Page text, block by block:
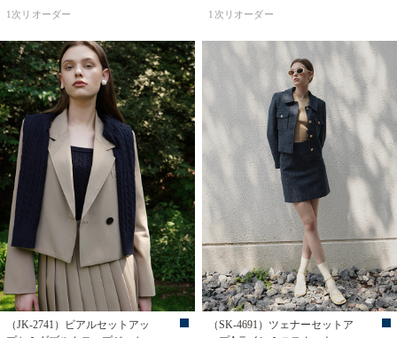
1次リオーダー 1次リオーダー
（JK-2741）ビアルセットアッ
（SK-4691）ツェナーセットア